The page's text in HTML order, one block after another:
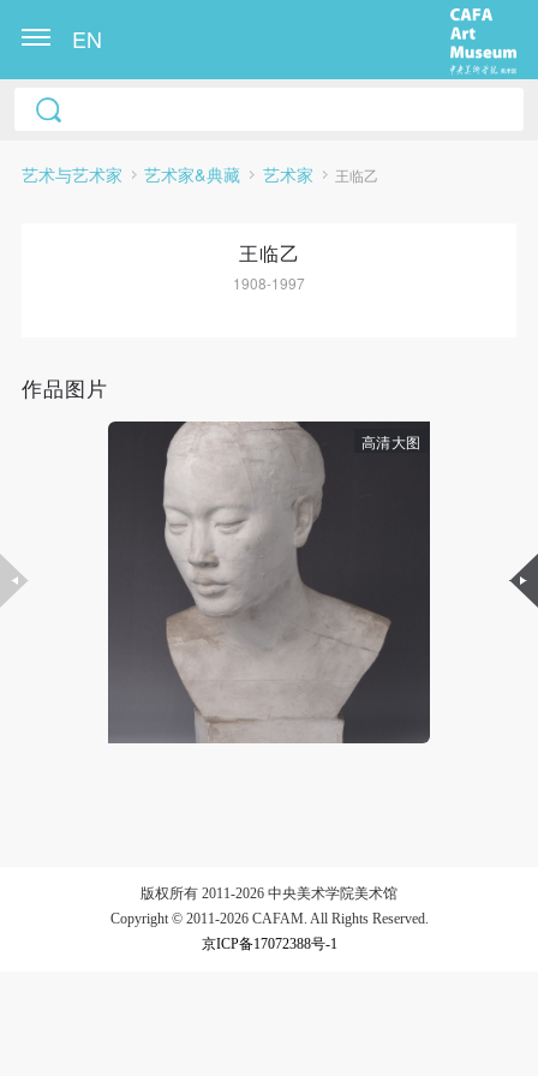
EN
艺术与艺术家 艺术家&典藏 艺术家 王临乙
王临乙
1908-1997
作品图片
高清大图
版权所有 2011-2026 中央美术学院美术馆
Copyright © 2011-2026 CAFAM. All Rights Reserved.
京ICP备17072388号-1
手机号码
手机号码将作为您的登录账号
登录
可使用雅昌艺术网会员账户登录